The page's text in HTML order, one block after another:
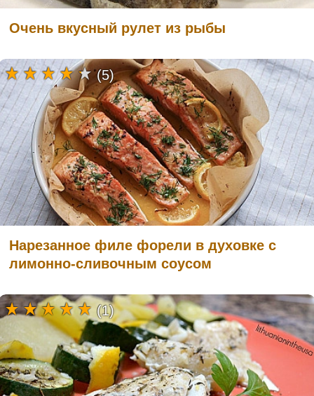
Очень вкусный рулет из рыбы
Нарезанное филе форели в духовке с
лимонно-сливочным соусом
(5)
(1)